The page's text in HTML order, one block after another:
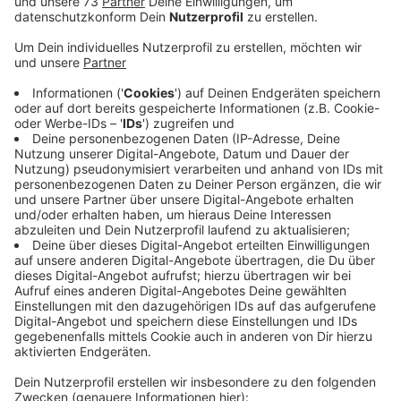
Veröffentlicht:Donnerstag, 10.08.2023 16:11
Anzeige
Projekt bietet verschiedene Klang-Erlebnisse
Anzeige
Wir können uns einen Audio-Guide mit Geräuschen aus
der Gemeinde ausleihen oder in der Volksbank eine
interaktive Klanginstallation anhören. Wer möchte kann
auch einen Experten mit seinen Mikrofonen bei einem
kleinen Spaziergang durch Heiden begleiten. In den
drei anderen Münsterlandkreisen sind Ascheberg,
Everswinkel und Nordwalde an dem Projekt beteiligt.
Hier gibt es weitere Infos zu dem Projekt